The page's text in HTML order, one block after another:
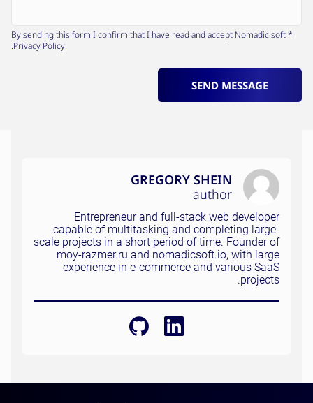
* By sending this form I confirm that I have read and accept Nomadic soft
Privacy Policy
.
SEND MESSAGE
GREGORY SHEIN
author
Entrepreneur and full-stack web developer
capable of multitasking and completing large-
scale projects in a short period of time. Founder of
moy-razmer.ru and nomadicsoft.io, with large
experience in e-commerce and various SaaS
projects.